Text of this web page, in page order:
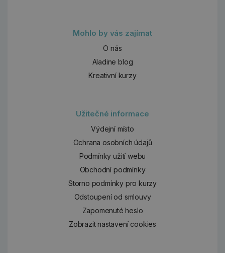
Mohlo by vás zajímat
O nás
Aladine blog
Kreativní kurzy
Užitečné informace
Výdejní místo
Ochrana osobních údajů
Podmínky užití webu
Obchodní podmínky
Storno podmínky pro kurzy
Odstoupení od smlouvy
Zapomenuté heslo
Zobrazit nastavení cookies